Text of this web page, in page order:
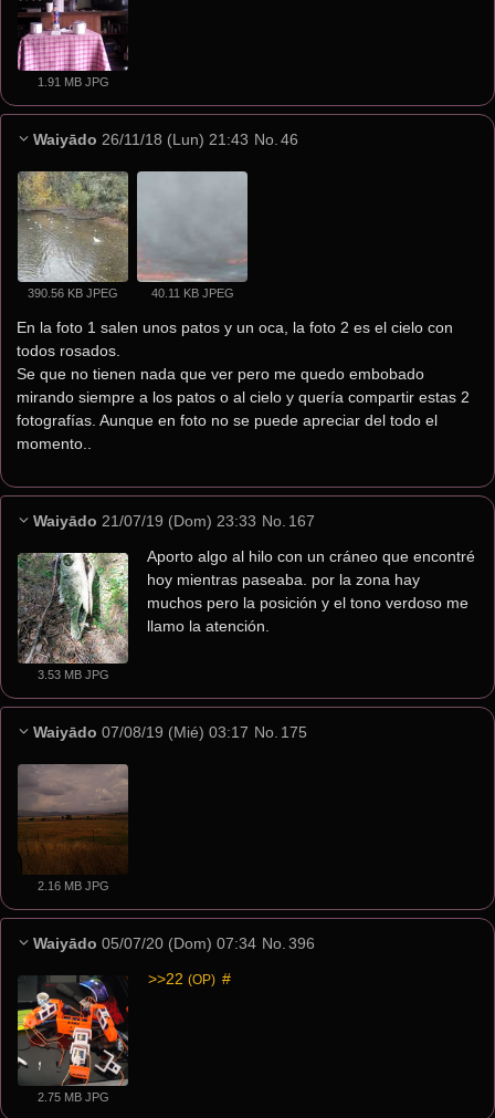
1.91 MB JPG
Waiyādo 26/11/18 (Lun) 21:43 No. 46
390.56 KB JPEG 40.11 KB JPEG
En la foto 1 salen unos patos y un oca, la foto 2 es el cielo con
todos rosados.
Se que no tienen nada que ver pero me quedo embobado
mirando siempre a los patos o al cielo y quería compartir estas 2
fotografías. Aunque en foto no se puede apreciar del todo el
momento..
Waiyādo 21/07/19 (Dom) 23:33 No. 167
3.53 MB JPG
Aporto algo al hilo con un cráneo que encontré
hoy mientras paseaba. por la zona hay
muchos pero la posición y el tono verdoso me
llamo la atención.
Waiyādo 07/08/19 (Mié) 03:17 No. 175
2.16 MB JPG
Waiyādo 05/07/20 (Dom) 07:34 No. 396
2.75 MB JPG
>>22 (OP) #